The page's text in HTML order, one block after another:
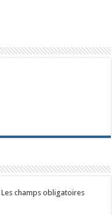
Les champs obligatoires